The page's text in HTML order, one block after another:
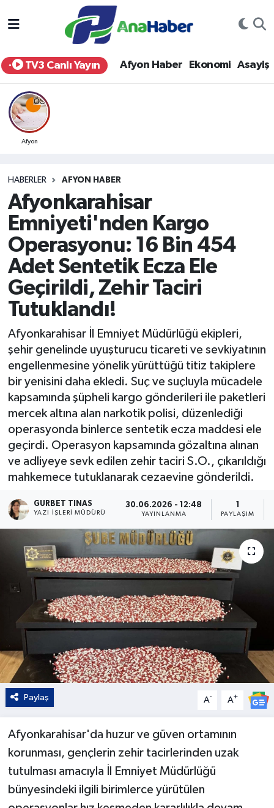
TV3 Canlı Yayın Afyon Haber Ekonomi Asayiş
Afyon
HABERLER AFYON HABER
Afyonkarahisar
Emniyeti'nden Kargo
Operasyonu: 16 Bin 454
Adet Sentetik Ecza Ele
Geçirildi, Zehir Taciri
Tutuklandı!
Afyonkarahisar İl Emniyet Müdürlüğü ekipleri,
şehir genelinde uyuşturucu ticareti ve sevkiyatının
engellenmesine yönelik yürüttüğü titiz takiplere
bir yenisini daha ekledi. Suç ve suçluyla mücadele
kapsamında şüpheli kargo gönderileri ile paketleri
mercek altına alan narkotik polisi, düzenlediği
operasyonda binlerce sentetik ecza maddesi ele
geçirdi. Operasyon kapsamında gözaltına alınan
ve adliyeye sevk edilen zehir taciri S.O., çıkarıldığı
mahkemece tutuklanarak cezaevine gönderildi.
GURBET TINAS
YAZI İŞLERI MÜDÜRÜ
30.06.2026 - 12:48
YAYINLANMA PAYLAŞIM
Paylaş A- A+
Afyonkarahisar'da huzur ve güven ortamının
korunması, gençlerin zehir tacirlerinden uzak
tutulması amacıyla İl Emniyet Müdürlüğü
bünyesindeki ilgili birimlerce yürütülen
Yurt Haber
Afyon Haber
Ekonomi
Siyaset
Eğitim
Sağlık
Teknoloji
Kültür - Sanat
Yaşam
Afyonkarahisar Nöbetçi Eczaneler
Afyonkarahisar Hava Durumu
Afyonkarahisar Namaz Vakitleri
Afyonkarahisar Trafik Yoğunluk Haritası
Tüm Manşetler
Son Dakika Haberleri
Haber Arşivi